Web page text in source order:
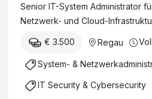
Senior IT-System Administrator
Netzwerk- und Cloud-
€ 3.500 Regau
System- &
IT Security & Cybersecurity